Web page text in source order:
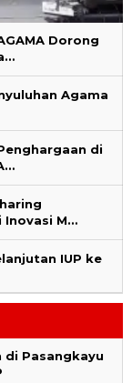
Agama
di
Inovasi M…
IUP ke
Pasangkayu